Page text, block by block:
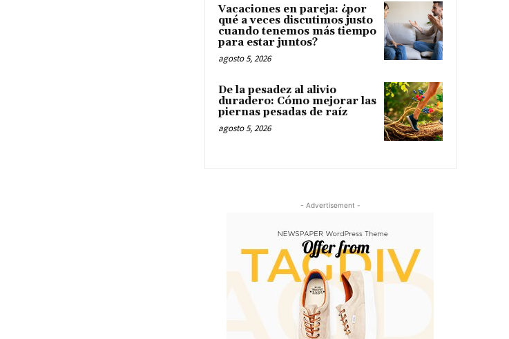
Vacaciones en pareja: ¿por
qué a veces discutimos justo
cuando tenemos más tiempo
para estar juntos?
agosto 5, 2026
De la pesadez al alivio
duradero: Cómo mejorar las
piernas pesadas de raíz
agosto 5, 2026
- Advertisement -